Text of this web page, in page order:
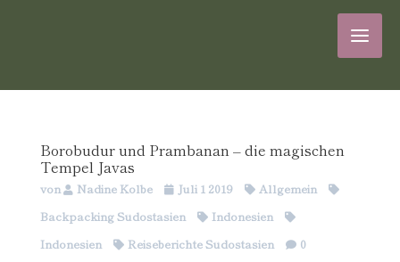
Borobudur und Prambanan – die magischen
Tempel Javas
von Nadine Kolbe Juli 1 2019
Allgemein
Backpacking Südostasien
Indonesien
Indonesien
Reiseberichte Südostasien
0